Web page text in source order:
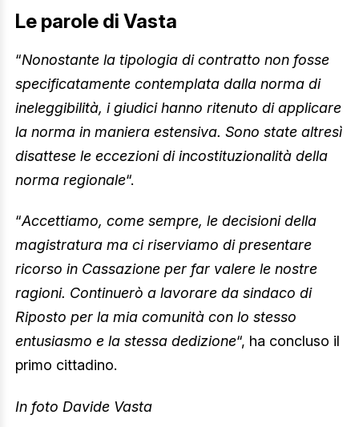
Le parole di Vasta
“Nonostante la tipologia di contratto non fosse
specificatamente contemplata dalla norma di
ineleggibilità, i giudici hanno ritenuto di applicare
la norma in maniera estensiva. Sono state altresì
disattese le eccezioni di incostituzionalità della
norma regionale“.
“Accettiamo, come sempre, le decisioni della
magistratura ma ci riserviamo di presentare
ricorso in Cassazione per far valere le nostre
ragioni. Continuerò a lavorare da sindaco di
Riposto per la mia comunità con lo stesso
entusiasmo e la stessa dedizione“, ha concluso il
primo cittadino.
In foto Davide Vasta